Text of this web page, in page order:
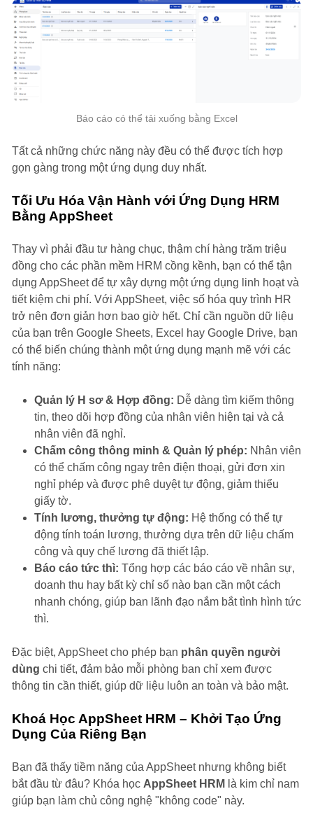
Báo cáo có thể tải xuống bằng Excel
Tất cả những chức năng này đều có thể được tích hợp
gọn gàng trong một ứng dụng duy nhất.
Tối Ưu Hóa Vận Hành với Ứng Dụng HRM
Bằng AppSheet
Thay vì phải đầu tư hàng chục, thậm chí hàng trăm triệu
đồng cho các phần mềm HRM cồng kềnh, bạn có thể tận
dụng AppSheet để tự xây dựng một ứng dụng linh hoạt và
tiết kiệm chi phí. Với AppSheet, việc số hóa quy trình HR
trở nên đơn giản hơn bao giờ hết. Chỉ cần nguồn dữ liệu
của bạn trên Google Sheets, Excel hay Google Drive, bạn
có thể biến chúng thành một ứng dụng mạnh mẽ với các
tính năng:
Quản lý H sơ & Hợp đồng: Dễ dàng tìm kiếm thông
tin, theo dõi hợp đồng của nhân viên hiện tại và cả
nhân viên đã nghỉ.
Chấm công thông minh & Quản lý phép: Nhân viên
có thể chấm công ngay trên điện thoại, gửi đơn xin
nghỉ phép và được phê duyệt tự động, giảm thiểu
giấy tờ.
Tính lương, thưởng tự động: Hệ thống có thể tự
động tính toán lương, thưởng dựa trên dữ liệu chấm
công và quy chế lương đã thiết lập.
Báo cáo tức thì: Tổng hợp các báo cáo về nhân sự,
doanh thu hay bất kỳ chỉ số nào bạn cần một cách
nhanh chóng, giúp ban lãnh đạo nắm bắt tình hình tức
thì.
Đặc biệt, AppSheet cho phép bạn phân quyền người
dùng chi tiết, đảm bảo mỗi phòng ban chỉ xem được
thông tin cần thiết, giúp dữ liệu luôn an toàn và bảo mật.
Khoá Học AppSheet HRM – Khởi Tạo Ứng
Dụng Của Riêng Bạn
Bạn đã thấy tiềm năng của AppSheet nhưng không biết
bắt đầu từ đâu? Khóa học AppSheet HRM là kim chỉ nam
giúp bạn làm chủ công nghệ "không code" này.